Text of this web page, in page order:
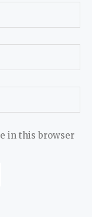
in this browser